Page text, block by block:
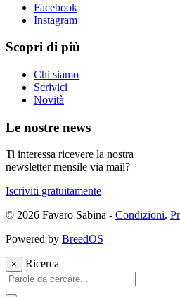
Facebook
Instagram
Scopri di più
Chi siamo
Scrivici
Novità
Le nostre news
Ti interessa ricevere la nostra
newsletter mensile via mail?
Iscriviti gratuitamente
© 2026 Favaro Sabina - Condizioni.
Powered by BreedOS
× Ricerca